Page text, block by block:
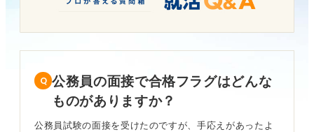
公務員の面接で合格フラグはどんな
ものがありますか？
公務員試験の面接を受けたのですが、手応えがあったよ